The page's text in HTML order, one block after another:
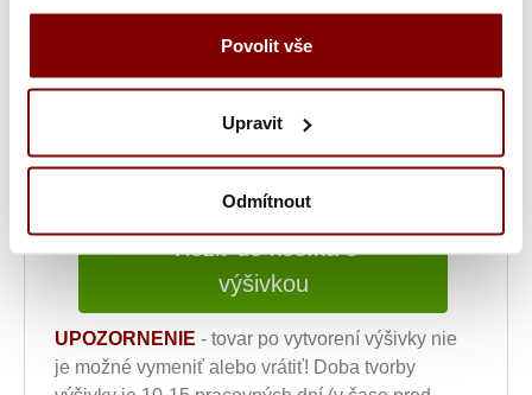
Povolit vše
Upravit
Odmítnout
Ukážka textu:
13,59€ ks
Vložiť do košíka s
výšivkou
UPOZORNENIE - tovar po vytvorení výšivky nie
je možné vymeniť alebo vrátiť! Doba tvorby